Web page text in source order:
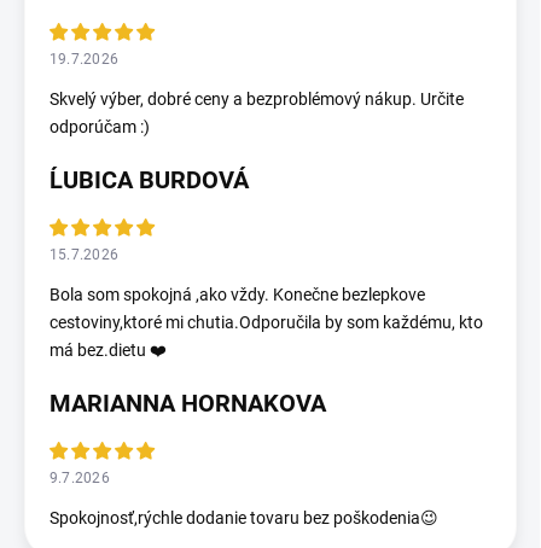
19.7.2026
Skvelý výber, dobré ceny a bezproblémový nákup. Určite
odporúčam :)
ĹUBICA BURDOVÁ
15.7.2026
Bola som spokojná ,ako vždy. Konečne bezlepkove
cestoviny,ktoré mi chutia.Odporučila by som každému, kto
má bez.dietu ❤️
MARIANNA HORNAKOVA
9.7.2026
Spokojnosť,rýchle dodanie tovaru bez poškodenia😉